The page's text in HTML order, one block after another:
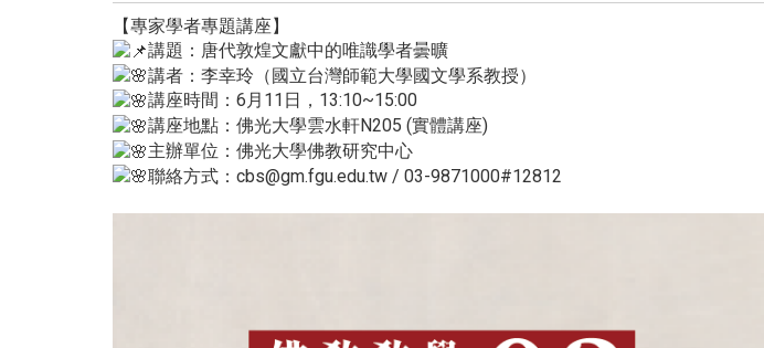
【專家學者專題講座】
講題：唐代敦煌文獻中的唯識學者曇曠
講者：李幸玲（國立台灣師範大學國文學系教授）
講座時間：6月11日，13:10~15:00
講座地點：佛光大學雲水軒N205 (實體講座)
主辦單位：佛光大學佛教研究中心
聯絡方式：cbs@gm.fgu.edu.tw / 03-9871000#12812